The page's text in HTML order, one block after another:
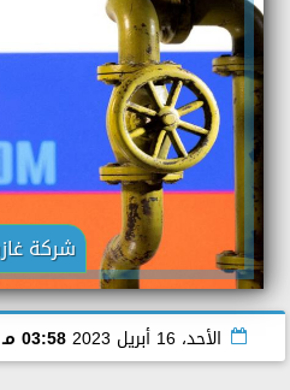
شركة
الأحد، 16 أبريل 2023 03:58 مـ